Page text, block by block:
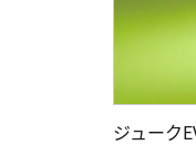
ジューク